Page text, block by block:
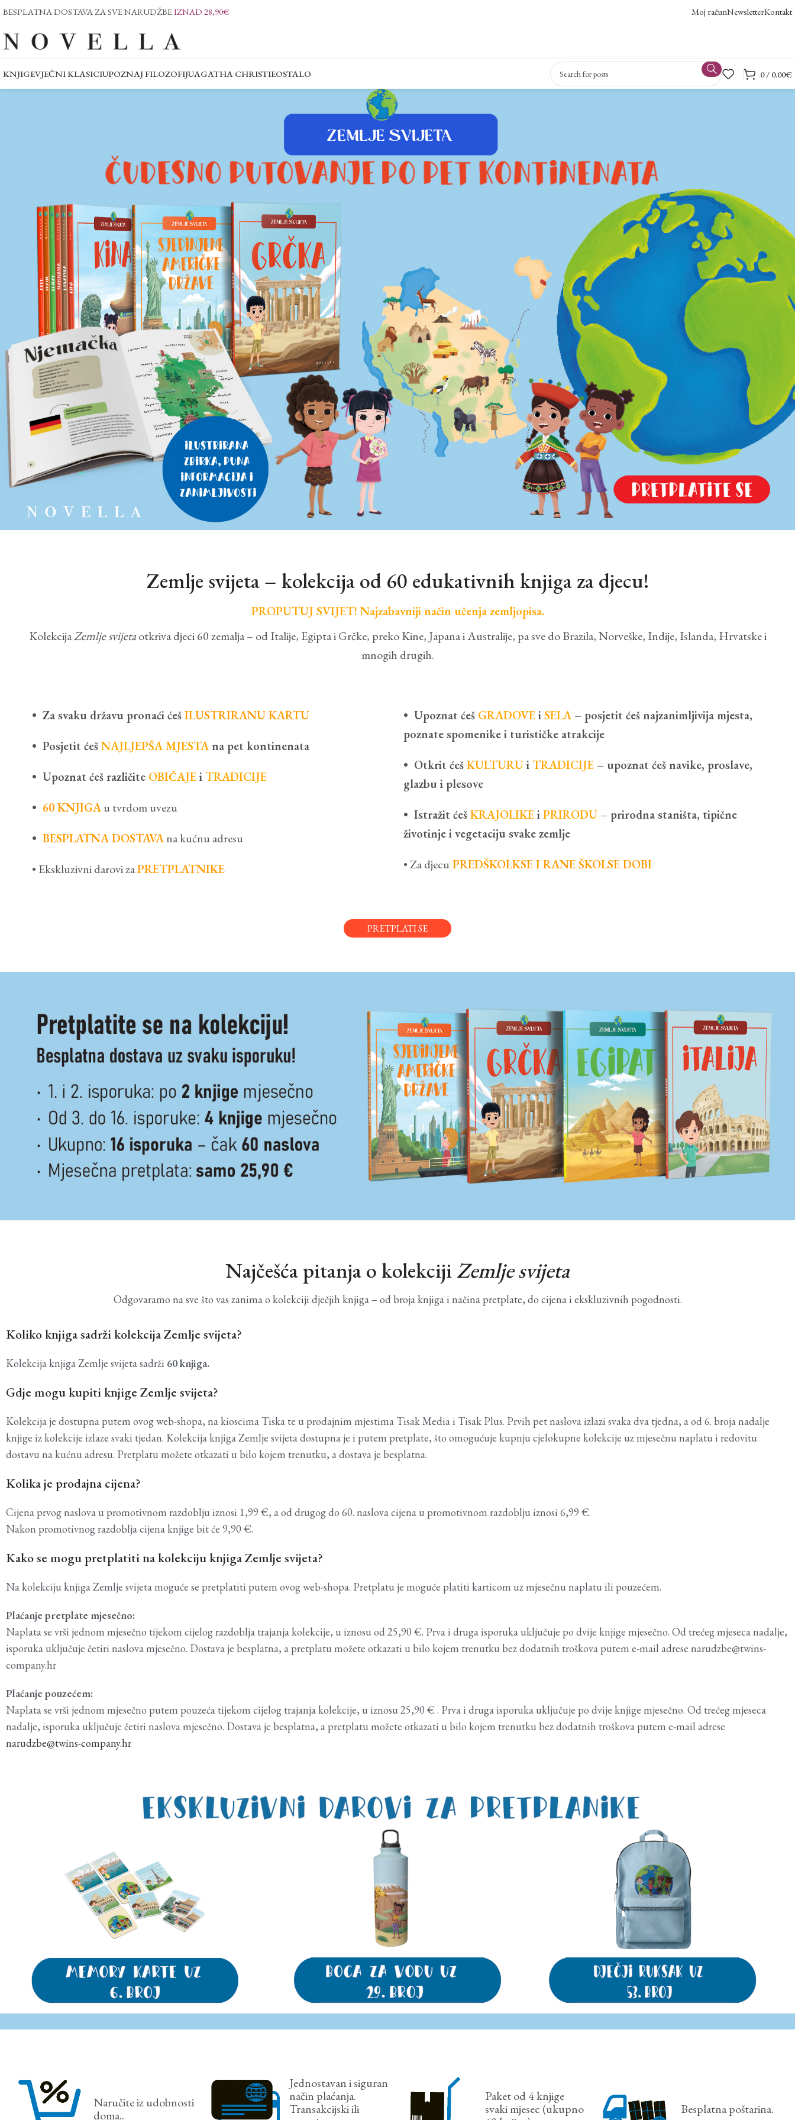
BESPLATNA DOSTAVA ZA SVE NARUDŽBEIZNAD 28,90€ Moj računNewsletterKontakt
KNJIGEVJEČNI KLASICIUPOZNAJ FILOZOFIJUAGATHA CHRISTIEOSTALO 0/ 0.00€
Zemlje svijeta – kolekcija od 60 edukativnih knjiga za djecu!
PROPUTUJ SVIJET! Najzabavniji način učenja zemljopisa.
KolekcijaZemlje svijetaotkriva djeci 60 zemalja – od Italije, Egipta i Grčke, preko Kine, Japana i Australije, pa sve do Brazila, Norveške, Indije, Islanda, Hrvatske i
mnogih drugih.
• Za svaku državu pronaći ćešILUSTRIRANU KARTU
• Posjetit ćešNAJLJEPŠA MJESTAna pet kontinenata
• Upoznat ćeš različite OBIČAJEiTRADICIJE
• 60 KNJIGAu tvrdom uvezu
•BESPLATNA DOSTAVAna kućnu adresu
• Ekskluzivni darovi zaPRETPLATNIKE
• Upoznat ćeš GRADOVEiSELA– posjetit ćeš najzanimljivija mjesta,
poznate spomenike i turističke atrakcije
• Otkrit ćešKULTURUiTRADICIJE – upoznat ćeš navike, proslave,
glazbu i plesove
• Istražit ćešKRAJOLIKEiPRIRODU – prirodna staništa, tipične
životinje i vegetaciju svake zemlje
• Za djecu PREDŠKOLKSE I RANE ŠKOLSE DOBI
PRETPLATI SE
Najčešća pitanja o kolekcijiZemlje svijeta
Odgovaramo na sve što vas zanima o kolekciji dječjih knjiga – od broja knjiga i načina pretplate, do cijena i ekskluzivnih pogodnosti.
Koliko knjiga sadrži kolekcija Zemlje svijeta?
Kolekcija knjiga Zemlje svijeta sadrži 60 knjiga.
Gdje mogu kupiti knjige Zemlje svijeta?
Kolekcija je dostupna putem ovog web-shopa, na kioscima Tiska te u prodajnim mjestima Tisak Media i Tisak Plus. Prvih pet naslova izlazi svaka dva tjedna, a od 6. broja nadalje
knjige iz kolekcije izlaze svaki tjedan. Kolekcija knjiga Zemlje svijeta dostupna je i putem pretplate, što omogućuje kupnju cjelokupne kolekcije uz mjesečnu naplatu i redovitu
dostavu na kućnu adresu. Pretplatu možete otkazati u bilo kojem trenutku, a dostava je besplatna.
Kolika je prodajna cijena?
Cijena prvog naslova u promotivnom razdoblju iznosi 1,99 €, a od drugog do 60. naslova cijena u promotivnom razdoblju iznosi 6,99 €.
Nakon promotivnog razdoblja cijena knjige bit će 9,90 €.
Kako se mogu pretplatiti na kolekciju knjiga Zemlje svijeta?
Na kolekciju knjiga Zemlje svijeta moguće se pretplatiti putem ovog web-shopa. Pretplatu je moguće platiti karticom uz mjesečnu naplatu ili pouzećem.
Plaćanje pretplate mjesečno:
Naplata se vrši jednom mjesečno tijekom cijelog razdoblja trajanja kolekcije, u iznosu od 25,90 €. Prva i druga isporuka uključuje po dvije knjige mjesečno. Od trećeg mjeseca nadalje,
isporuka uključuje četiri naslova mjesečno. Dostava je besplatna, a pretplatu možete otkazati u bilo kojem trenutku bez dodatnih troškova putem e-mail adrese narudzbe@twins-
company.hr
Plaćanje pouzećem:
Naplata se vrši jednom mjesečno putem pouzeća tijekom cijelog trajanja kolekcije, u iznosu 25,90 € . Prva i druga isporuka uključuje po dvije knjige mjesečno. Od trećeg mjeseca
nadalje, isporuka uključuje četiri naslova mjesečno. Dostava je besplatna, a pretplatu možete otkazati u bilo kojem trenutku bez dodatnih troškova putem e-mail adrese
narudzbe@twins-company.hr
Naručite iz udobnosti
doma..
Jednostavan i siguran
način plaćanja.
Transakcijski ili
Paket od 4 knjige
svaki mjesec (ukupno
Besplatna poštarina.